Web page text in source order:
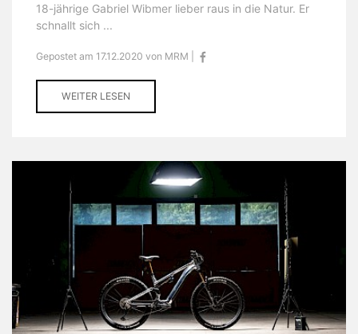
18-jährige Gabriel Wibmer lieber raus in die Natur. Er
schnallt sich ...
Gepostet am 17.12.2020 von MRM |
WEITER LESEN